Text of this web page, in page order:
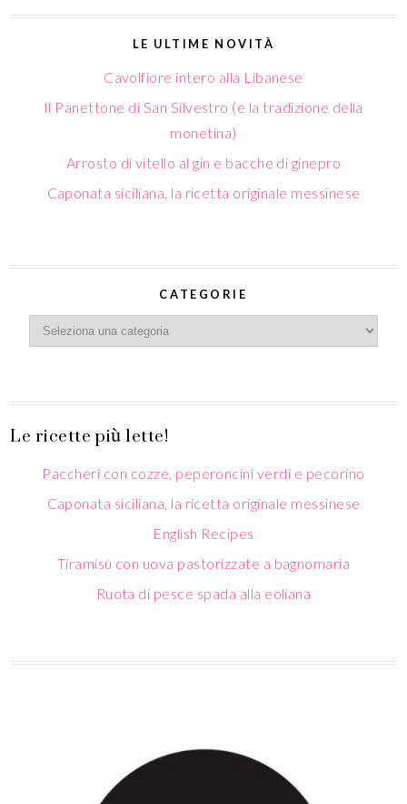
LE ULTIME NOVITÀ
Cavolfiore intero alla Libanese
Il Panettone di San Silvestro (e la tradizione della
monetina)
Arrosto di vitello al gin e bacche di ginepro
Caponata siciliana, la ricetta originale messinese
CATEGORIE
Le ricette più lette!
Paccheri con cozze, peperoncini verdi e pecorino
Caponata siciliana, la ricetta originale messinese
English Recipes
Tiramisù con uova pastorizzate a bagnomaria
Ruota di pesce spada alla eoliana